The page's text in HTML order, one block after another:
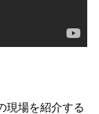
現場を紹介する